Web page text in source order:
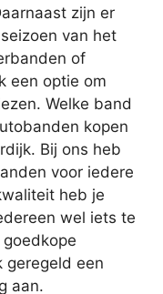
zijn er
van het
of
een optie om
Welke band
kopen
Bij ons heb
voor iedere
heb je
wel iets te
geregeld een
aan.